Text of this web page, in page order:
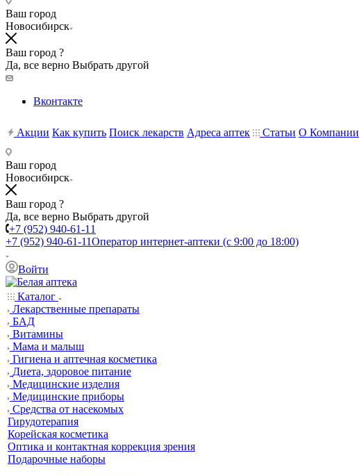
Ваш город
Новосибирск
Ваш город ?
Да, все верно Выбрать другой
Вконтакте
Акции Как купить Поиск лекарств Адреса аптек Статьи О Компании
Ваш город
Новосибирск
Ваш город ?
Да, все верно Выбрать другой
+7 (952) 940-61-11
+7 (952) 940-61-11Оператор интернет-аптеки (с 9:00 до 18:00)
Войти
Каталог
Лекарственные препараты
БАД
Витамины
Мама и малыш
Гигиена и аптечная косметика
Диета, здоровое питание
Медицинские изделия
Медицинские приборы
Средства от насекомых
Гирудотерапия
Корейская косметика
Оптика и контактная коррекция зрения
Подарочные наборы